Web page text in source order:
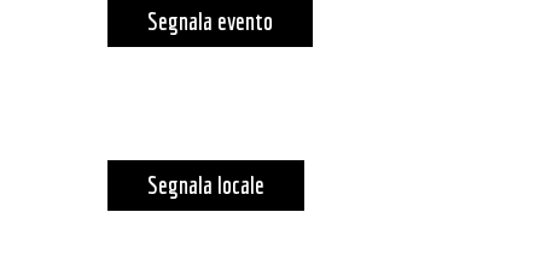
Segnala evento
Segnala locale